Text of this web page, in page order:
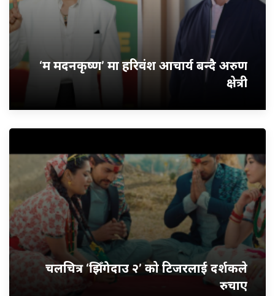
‘म मदनकृष्ण’ मा हरिवंश आचार्य बन्दै अरुण
क्षेत्री
चलचित्र ‘झिँगेदाउ २’ को टिजरलाई दर्शकले
रुचाए